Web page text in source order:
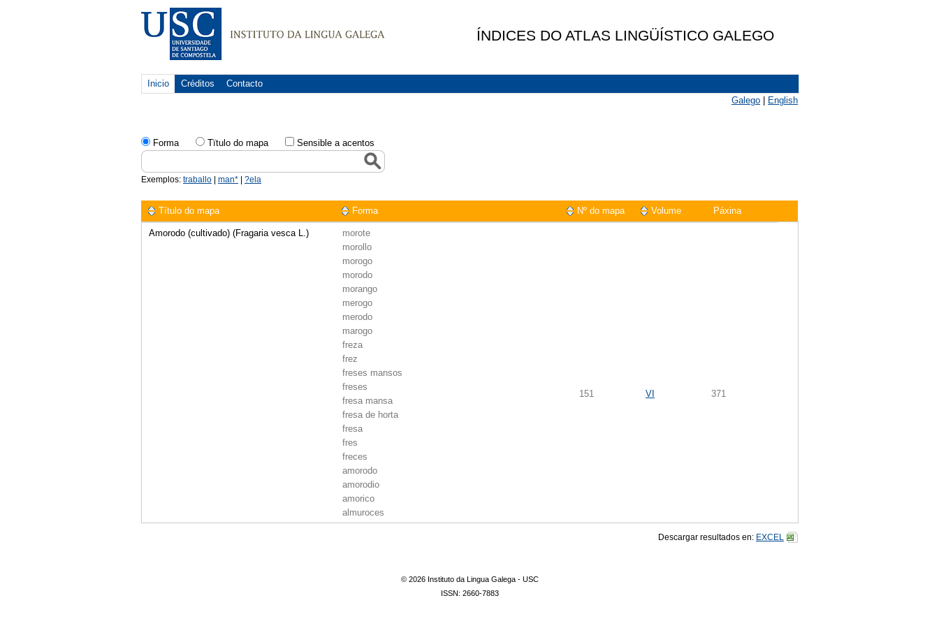
ÍNDICES DO ATLAS LINGÜÍSTICO GALEGO
Inicio Créditos
Contacto
Galego
English
Forma Tïtulo do mapa Sensible a acentos
Exemplos: traballo man* ?ela
Título do mapa Forma Nº do mapa Volume Páxina
Amorodo (cultivado) (Fragaria vesca L.)
morote
morollo
morogo
morodo
morango
merogo
merodo
marogo
freza
frez
freses mansos
freses
fresa mansa
fresa de horta
fresa
fres
freces
amorodo
amorodio
amorico
almuroces
alfreces
151 VI 371
Descargar resultados en: EXCEL
© 2026 Instituto da Lingua Galega - USC
ISSN: 2660-7883